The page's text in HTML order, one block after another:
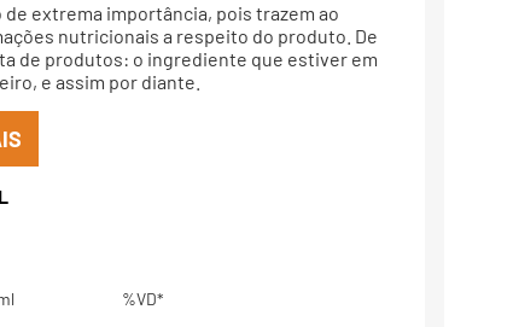
extrema importância, pois trazem ao
nutricionais a respeito do produto. De
de produtos: o ingrediente que estiver em
e assim por diante.
%VD*